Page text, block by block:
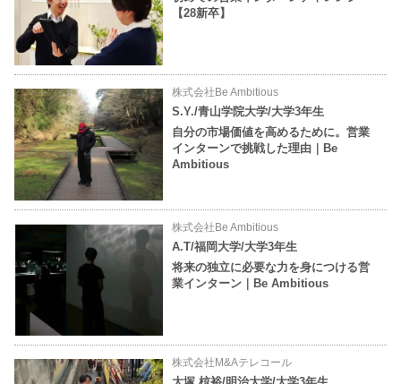
【28新卒】
株式会社Be Ambitious
S.Y./青山学院大学/大学3年生
自分の市場価値を高めるために。営業
インターンで挑戦した理由｜Be
Ambitious
株式会社Be Ambitious
A.T/福岡大学/大学3年生
将来の独立に必要な力を身につける営
業インターン｜Be Ambitious
株式会社M&Aテレコール